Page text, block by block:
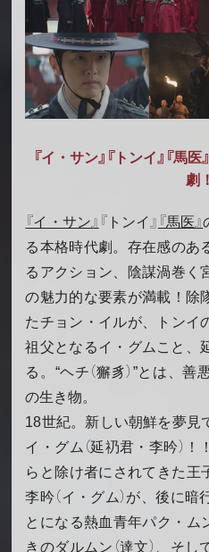
『イ・サン』『トンイ』『馬
劇！
『イ・サン』 『トンイ』 『馬医』
る本格時代劇。存在感のあ
るアクション、陰謀渦巻く
の魅力的な要素が満載！除
たチョン・イルが、トンイ
祖父となるイ・グムこと、
る。“ヘチ（獬豸）”とは、
の生き物。
18世紀。新しい朝鮮を夢見
イ・グム（延礽君・李昑）
らと除け者にされてきた王
李昑（イ・グム）が、後に
とになる熱血青年パク・ム
きのダルムン（達文）、そ